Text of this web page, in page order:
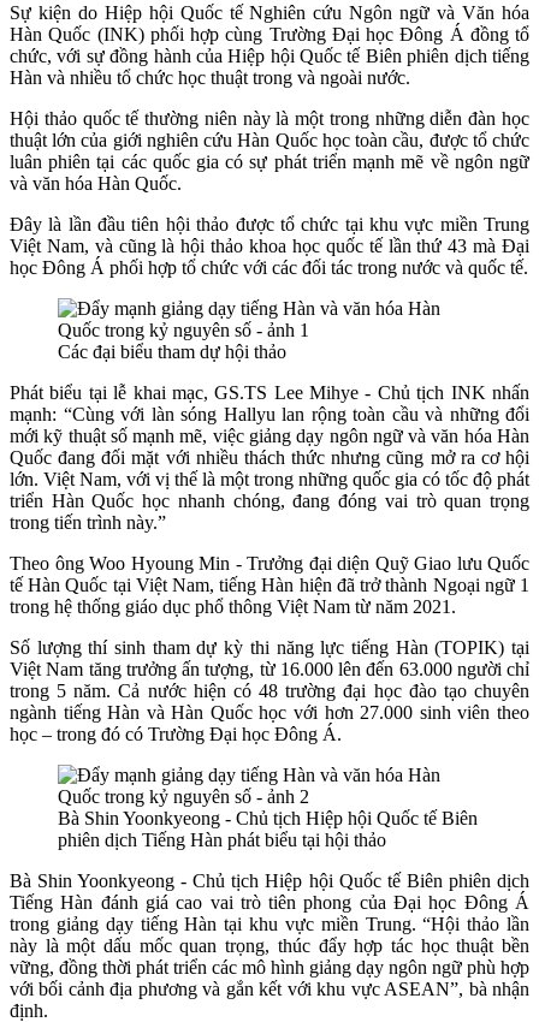
Sự kiện do Hiệp hội Quốc tế Nghiên cứu Ngôn ngữ và Văn hóa
Hàn Quốc (INK) phối hợp cùng Trường Đại học Đông Á đồng tổ
chức, với sự đồng hành của Hiệp hội Quốc tế Biên phiên dịch tiếng
Hàn và nhiều tổ chức học thuật trong và ngoài nước.
Hội thảo quốc tế thường niên này là một trong những diễn đàn học
thuật lớn của giới nghiên cứu Hàn Quốc học toàn cầu, được tổ chức
luân phiên tại các quốc gia có sự phát triển mạnh mẽ về ngôn ngữ
và văn hóa Hàn Quốc.
Đây là lần đầu tiên hội thảo được tổ chức tại khu vực miền Trung
Việt Nam, và cũng là hội thảo khoa học quốc tế lần thứ 43 mà Đại
học Đông Á phối hợp tổ chức với các đối tác trong nước và quốc tế.
Các đại biểu tham dự hội thảo
Phát biểu tại lễ khai mạc, GS.TS Lee Mihye - Chủ tịch INK nhấn
mạnh: “Cùng với làn sóng Hallyu lan rộng toàn cầu và những đổi
mới kỹ thuật số mạnh mẽ, việc giảng dạy ngôn ngữ và văn hóa Hàn
Quốc đang đối mặt với nhiều thách thức nhưng cũng mở ra cơ hội
lớn. Việt Nam, với vị thế là một trong những quốc gia có tốc độ phát
triển Hàn Quốc học nhanh chóng, đang đóng vai trò quan trọng
trong tiến trình này.”
Theo ông Woo Hyoung Min - Trưởng đại diện Quỹ Giao lưu Quốc
tế Hàn Quốc tại Việt Nam, tiếng Hàn hiện đã trở thành Ngoại ngữ 1
trong hệ thống giáo dục phổ thông Việt Nam từ năm 2021.
Số lượng thí sinh tham dự kỳ thi năng lực tiếng Hàn (TOPIK) tại
Việt Nam tăng trưởng ấn tượng, từ 16.000 lên đến 63.000 người chỉ
trong 5 năm. Cả nước hiện có 48 trường đại học đào tạo chuyên
ngành tiếng Hàn và Hàn Quốc học với hơn 27.000 sinh viên theo
học – trong đó có Trường Đại học Đông Á.
Bà Shin Yoonkyeong - Chủ tịch Hiệp hội Quốc tế Biên
phiên dịch Tiếng Hàn phát biểu tại hội thảo
Bà Shin Yoonkyeong - Chủ tịch Hiệp hội Quốc tế Biên phiên dịch
Tiếng Hàn đánh giá cao vai trò tiên phong của Đại học Đông Á
trong giảng dạy tiếng Hàn tại khu vực miền Trung. “Hội thảo lần
này là một dấu mốc quan trọng, thúc đẩy hợp tác học thuật bền
vững, đồng thời phát triển các mô hình giảng dạy ngôn ngữ phù hợp
với bối cảnh địa phương và gắn kết với khu vực ASEAN”, bà nhận
định.